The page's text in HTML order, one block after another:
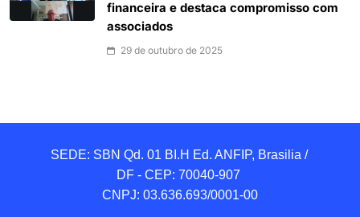
financeira e destaca compromisso com
associados
29 de outubro de 2025
SEDE: SBN Qd. 01 BI.H Ed. ANFIP, Brasilia /
DF - CEP: 70040-907
CNPJ: 03.636.693/0001-00